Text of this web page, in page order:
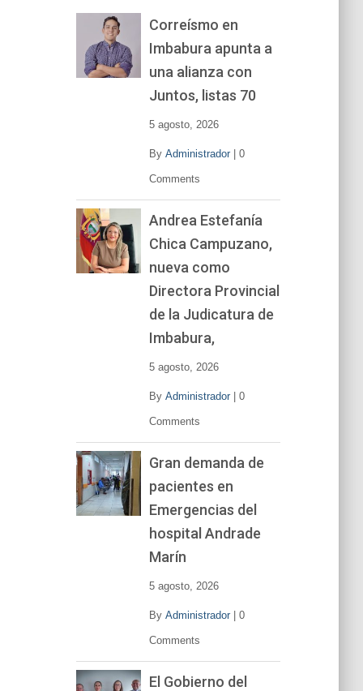
Correísmo en
Imbabura apunta a
una alianza con
Juntos, listas 70
5 agosto, 2026
By Administrador| 0
Comments
Andrea Estefanía
Chica Campuzano,
nueva como
Directora Provincial
de la Judicatura de
Imbabura,
5 agosto, 2026
By Administrador| 0
Comments
Gran demanda de
pacientes en
Emergencias del
hospital Andrade
Marín
5 agosto, 2026
By Administrador| 0
Comments
El Gobierno del